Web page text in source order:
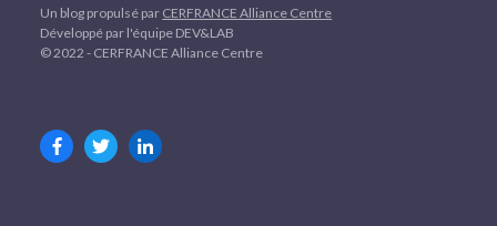
Un blog propulsé par CERFRANCE Alliance Centre
Développé par l'équipe DEV&LAB
© 2022 - CERFRANCE Alliance Centre